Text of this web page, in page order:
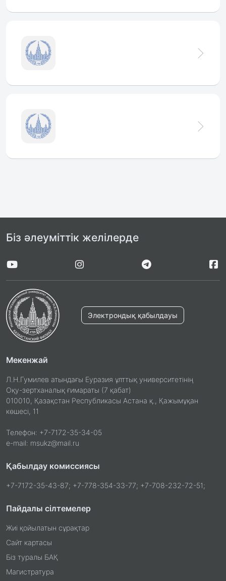
Біз әлеуміттік желілерде
Электрондық қабылдауы
Мекенжай
Л.Н.Гумилев атындағы Еуразия ұлттық университетінің
Оқу-зертханалық ғимараты (7 қабат)
010010, Қазақстан Республикасы Астана қ., Қажымұқан
көшесі, 11
Телефон: +7-7172-35-34-05
e-mail: msukz@mail.ru
Қабылдау комиссиясы
+7-7172-35-43-87; +7-778-354-33-77; +7-708-232-72-51;
Пайдалы сілтемелер
Жиі қойылатын сұрақтар
Сайт картасы
Біз туралы БАҚ
Магистратура